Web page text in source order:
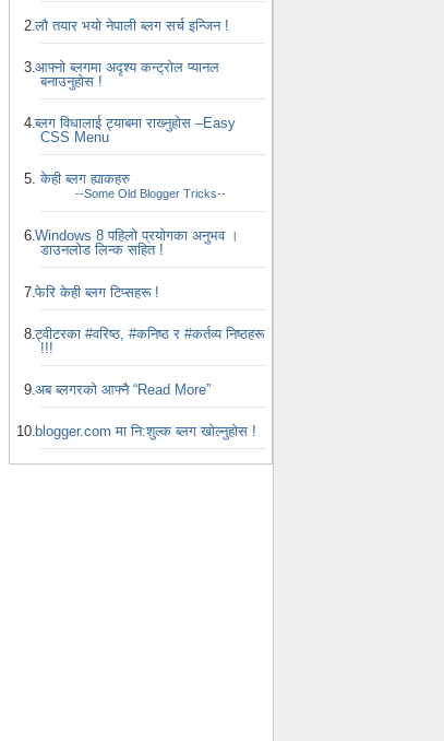
लौ तयार भयो नेपाली ब्लग सर्च इन्जिन !
आफ्नो ब्लगमा अदृश्य कन्ट्रोल प्यानल
बनाउनुहोस !
ब्लग विधालाई ट्याबमा राख्‍नुहोस –Easy
CSS Menu
केही ब्लग ह्याकहरु
--Some Old Blogger Tricks--
Windows 8 पहिलो प्रयोगका अनुभव ।
डाउनलोड लिन्क सहित !
फेरि केही ब्लग टिप्सहरू !
ट्वीटरका #वरिष्ठ, #कनिष्ठ र #कर्तव्य निष्ठहरू
!!!
अब ब्लगरको आफ्नै “Read More”
blogger.com मा नि:शुल्क ब्लग खोल्नुहोस !